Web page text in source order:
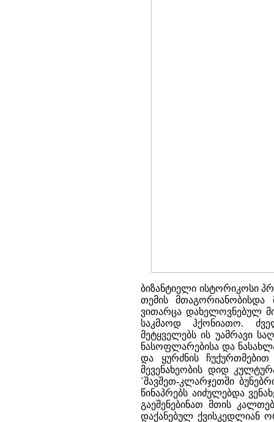
ბიზანტიელი ისტორიკოსი
თემის
ვითარცა დახელოვნებულ
საკმაოდ ჰქონიათო. ძველ
მეტყველებს ის უამრავი
ნასოფლარებისა და
და ყურძნის
მევენახეობის დიდ
`შავშეთ-კლარჯეთში
წინაპრებს აიძულებდა
გაეშენებინათ მთის
დაქანებულ ქვისკედლიან